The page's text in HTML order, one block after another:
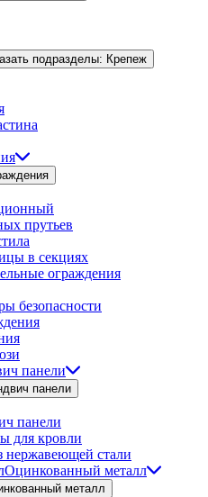
подразделы: Крепеж
прутьев
в секциях
ограждения
безопасности
панели
панели
панели
для кровли
нержавеющей стали
Оцинкованный металл
металл